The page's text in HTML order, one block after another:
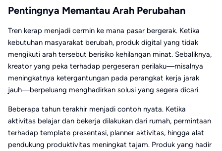
Pentingnya Memantau Arah Perubahan
Tren kerap menjadi cermin ke mana pasar bergerak. Ketika
kebutuhan masyarakat berubah, produk digital yang tidak
mengikuti arah tersebut berisiko kehilangan minat. Sebaliknya,
kreator yang peka terhadap pergeseran perilaku—misalnya
meningkatnya ketergantungan pada perangkat kerja jarak
jauh—berpeluang menghadirkan solusi yang segera dicari.
Beberapa tahun terakhir menjadi contoh nyata. Ketika
aktivitas belajar dan bekerja dilakukan dari rumah, permintaan
terhadap template presentasi, planner aktivitas, hingga alat
pendukung produktivitas meningkat tajam. Produk yang hadir